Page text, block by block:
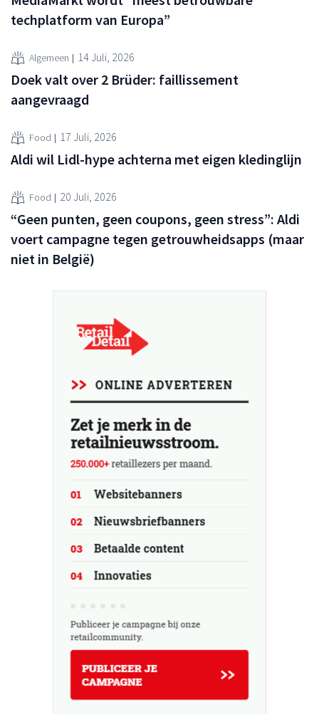
techplatform van Europa”
Algemeen 14 Juli, 2026
Doek valt over 2 Brüder: faillissement
aangevraagd
Food 17 Juli, 2026
Aldi wil Lidl-hype achterna met eigen kledinglijn
Food 20 Juli, 2026
“Geen punten, geen coupons, geen stress”: Aldi
voert campagne tegen getrouwheidsapps (maar
niet in België)